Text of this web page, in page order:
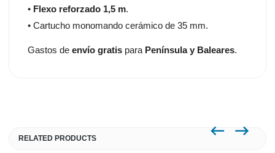
• Flexo reforzado 1,5 m.
• Cartucho monomando cerámico de 35 mm.
Gastos deenvío gratis para Península y Baleares.
RELATED PRODUCTS